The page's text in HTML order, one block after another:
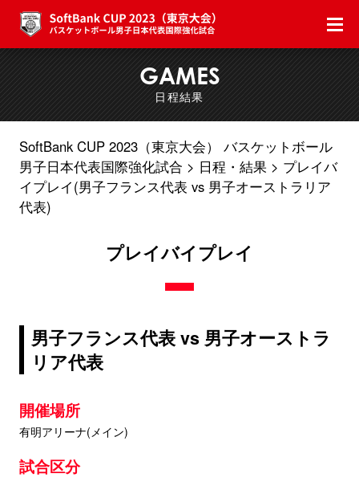
GAMES
日程結果
SoftBank CUP 2023（東京大会） バスケットボール
男子日本代表国際強化試合
日程・結果
プレイバ
イプレイ(男子フランス代表 vs 男子オーストラリア
代表)
プレイバイプレイ
男子フランス代表 vs 男子オーストラ
リア代表
開催場所
有明アリーナ(メイン)
試合区分